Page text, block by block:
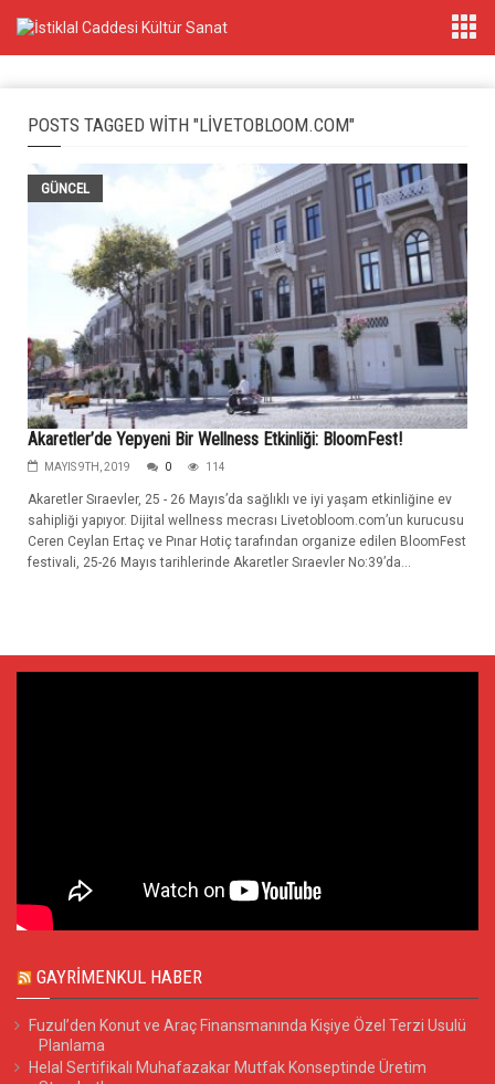
POSTS TAGGED WITH "LIVETOBLOOM.COM"
GÜNCEL
Akaretler’de Yepyeni Bir Wellness Etkinliği: BloomFest!
MAYIS 9TH, 2019 0 114
Akaretler Sıraevler, 25 - 26 Mayıs’da sağlıklı ve iyi yaşam etkinliğine ev
sahipliği yapıyor. Dijital wellness mecrası Livetobloom.com’un kurucusu
Ceren Ceylan Ertaç ve Pınar Hotiç tarafından organize edilen BloomFest
festivali, 25-26 Mayıs tarihlerinde Akaretler Sıraevler No:39’da...
GAYRIMENKUL HABER
Fuzul’den Konut ve Araç Finansmanında Kişiye Özel Terzi Usulü
Planlama
Helal Sertifikalı Muhafazakar Mutfak Konseptinde Üretim